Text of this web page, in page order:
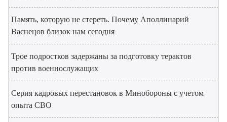
Память, которую не стереть. Почему Аполлинарий
Васнецов близок нам сегодня
Трое подростков задержаны за подготовку терактов
против военнослужащих
Серия кадровых перестановок в Минобороны с учетом
опыта СВО